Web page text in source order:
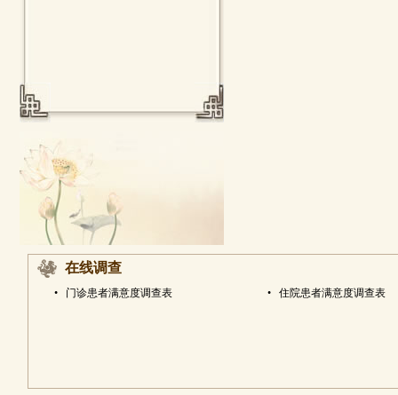
在线调查
• 门诊患者满意度调查表 • 住院患者满意度调查表